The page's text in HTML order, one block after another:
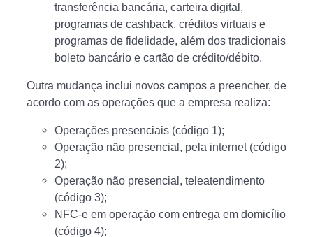
transferência bancária, carteira digital,
programas de cashback, créditos virtuais e
programas de fidelidade, além dos tradicionais
boleto bancário e cartão de crédito/débito.
Outra mudança inclui novos campos a preencher, de
acordo com as operações que a empresa realiza:
Operações presenciais (código 1);
Operação não presencial, pela internet (código
2);
Operação não presencial, teleatendimento
(código 3);
NFC-e em operação com entrega em domicílio
(código 4);